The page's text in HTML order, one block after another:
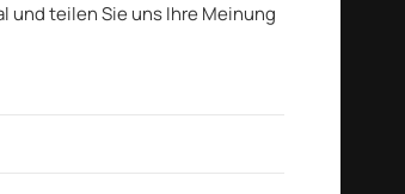
und teilen Sie uns Ihre Meinung